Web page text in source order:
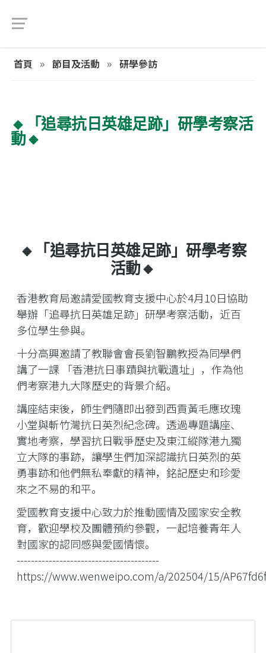
首頁 節目及活動 研學參訪
🔸「追尋抗日英雄足跡」研學考察活
動🔸
🔸「追尋抗日英雄足跡」研學考察
活動🔸
香港教育局邀請愛國教育支援中心於4月10日協助
舉辦「追尋抗日英雄足跡」研學考察活動，近百
多位學生參與。
十分高興邀請了教聯會會長劉智鵬教授為同學們
講了一課 「香港抗日事蹟與抗戰遺址」，作為他
們考察港九大隊歷史的背景介紹。
講座結束後，師生們隨即出發到西貢黃毛應玫瑰
小堂與斬竹灣抗日英烈紀念碑。透過專題講座、
實地考察，學習抗日戰爭歷史及東江縱隊港九獨
立大隊的事跡，讓學生們加深認識抗日英烈的英
勇事跡和他們無私奉獻的精神，銘記歷史和珍愛
來之不易的和平。
愛國教育支援中心致力於推動國情及國家安全教
育，歡迎學校及團體預約參觀，一起培養青年人
對國家的認同感與愛國情懷。
----------------------------------------
https://www.wenweipo.com/a/202504/15/